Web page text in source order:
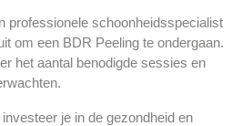
professionele schoonheidsspecialist
om een BDR Peeling te ondergaan.
het aantal benodigde sessies en
je in de gezondheid en